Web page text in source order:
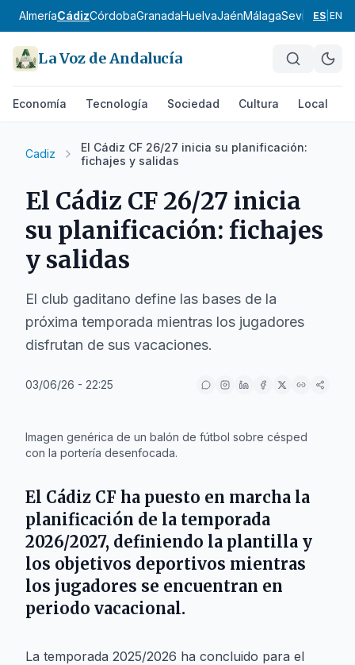
AlmeríaCádizCórdobaGranadaHuelvaJaénMálagaSevillaES EN
La Voz de Andalucía
Economía Tecnología Sociedad Cultura Local
Cadiz
El Cádiz CF 26/27 inicia su planificación:
fichajes y salidas
El Cádiz CF 26/27 inicia
su planificación: fichajes
y salidas
El club gaditano define las bases de la
próxima temporada mientras los jugadores
disfrutan de sus vacaciones.
03/06/26 - 22:25
Imagen genérica de un balón de fútbol sobre césped
con la portería desenfocada.
El Cádiz CF ha puesto en marcha la
planificación de la temporada
2026/2027, definiendo la plantilla y
los objetivos deportivos mientras
los jugadores se encuentran en
periodo vacacional.
La temporada 2025/2026 ha concluido para el